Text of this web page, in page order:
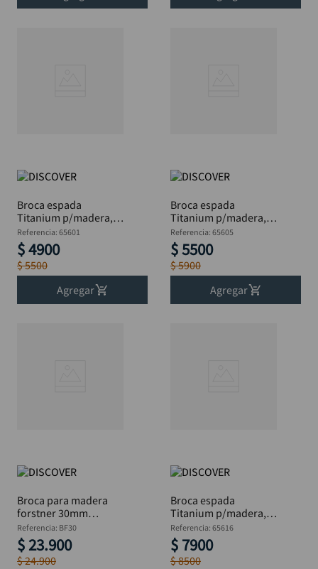
Broca espada
Titanium p/madera,
DISCOVER Blis 1/4 "
Referencia: 65601
$4900
$5500
Agregar
Broca espada
Titanium p/madera,
DISCOVER Blis 1/2 "
Referencia: 65605
$5500
$5900
Agregar
Broca para madera
forstner 30mm
DISCOVER
Referencia: BF30
$ 23.900
$24.900
Broca espada
Titanium p/madera,
DISCOVER Blis 1.1/4"
Referencia: 65616
$ 7900
$8500